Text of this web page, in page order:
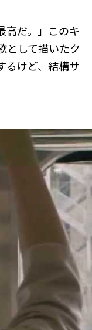
高だ。」このキ
として描いたク
るけど、結構サ